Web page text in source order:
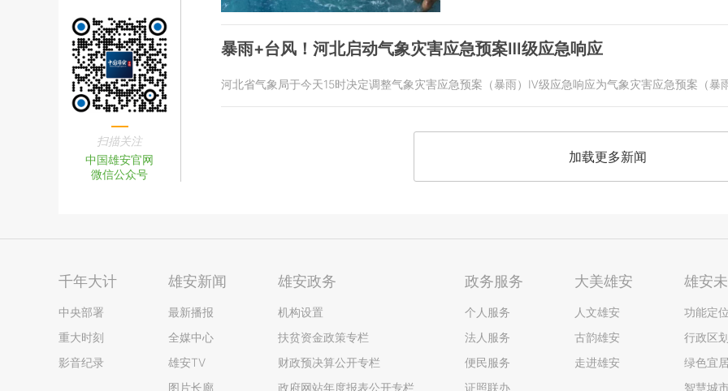
扫描关注
中国雄安官网
微信公众号
暴雨+台风！河北启动气象灾害应急预案Ⅲ级应急响应
河北省气象局于今天15时决定调整气象灾害应急预案（暴雨）Ⅳ级应急响应为气象灾害应急预案（暴
加载更多新闻
千年大计
中央部署
重大时刻
影音纪录
雄安新闻
最新播报
全媒中心
雄安TV
图片长廊
雄安政务
机构设置
扶贫资金政策专栏
财政预决算公开专栏
政府网站年度报表公开专栏
政务服务
个人服务
法人服务
便民服务
证照联办
大美雄安
人文雄安
古韵雄安
走进雄安
雄安
功能定
行政区
绿色宜
智慧城